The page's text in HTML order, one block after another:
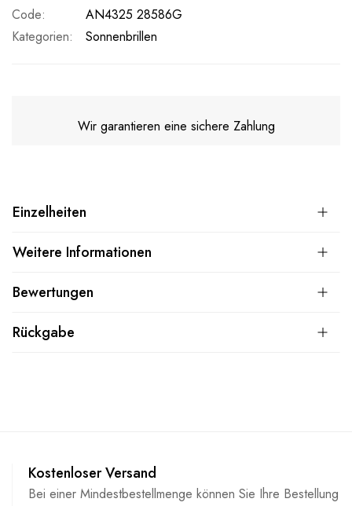
Code
AN4325 28586G
Kategorien:
Sonnenbrillen
Wir garantieren eine sichere Zahlung
Einzelheiten
Weitere Informationen
Bewertungen
Rückgabe
Kostenloser Versand
Bei einer Mindestbestellmenge können Sie Ihre Bestellung